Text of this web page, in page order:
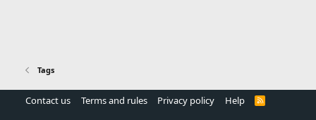
Tags
Contact us Terms and rules Privacy policy Help
R